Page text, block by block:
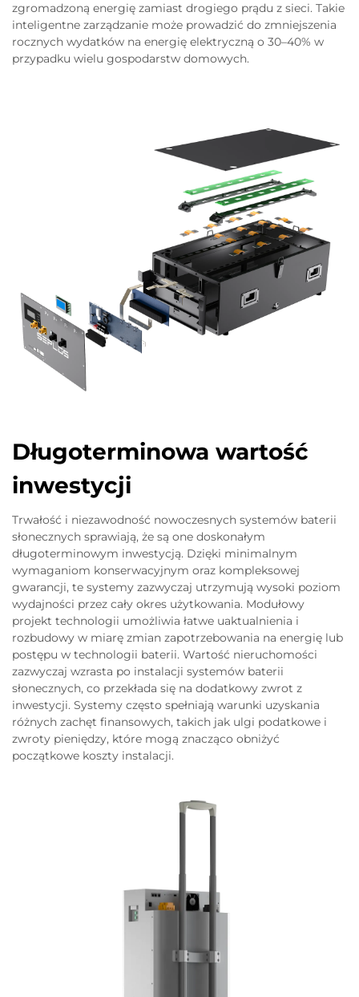
zgromadzoną energię zamiast drogiego prądu z sieci. Takie
inteligentne zarządzanie może prowadzić do zmniejszenia
rocznych wydatków na energię elektryczną o 30–40% w
przypadku wielu gospodarstw domowych.
Długoterminowa wartość
inwestycji
Trwałość i niezawodność nowoczesnych systemów baterii
słonecznych sprawiają, że są one doskonałym
długoterminowym inwestycją. Dzięki minimalnym
wymaganiom konserwacyjnym oraz kompleksowej
gwarancji, te systemy zazwyczaj utrzymują wysoki poziom
wydajności przez cały okres użytkowania. Modułowy
projekt technologii umożliwia łatwe uaktualnienia i
rozbudowy w miarę zmian zapotrzebowania na energię lub
postępu w technologii baterii. Wartość nieruchomości
zazwyczaj wzrasta po instalacji systemów baterii
słonecznych, co przekłada się na dodatkowy zwrot z
inwestycji. Systemy często spełniają warunki uzyskania
różnych zachęt finansowych, takich jak ulgi podatkowe i
zwroty pieniędzy, które mogą znacząco obniżyć
początkowe koszty instalacji.